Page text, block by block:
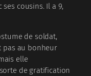
cousins. Il a 9,
de soldat,
pas au bonheur
elle
de gratification